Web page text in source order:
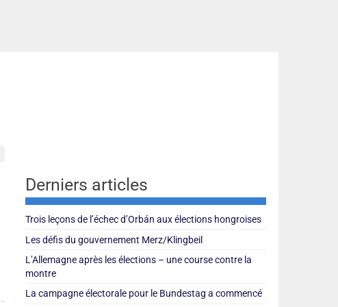
Derniers articles
Trois leçons de l’échec d’Orbán aux élections hongroises
Les défis du gouvernement Merz/Klingbeil
L’Allemagne après les élections – une course contre la
montre
La campagne électorale pour le Bundestag a commencé